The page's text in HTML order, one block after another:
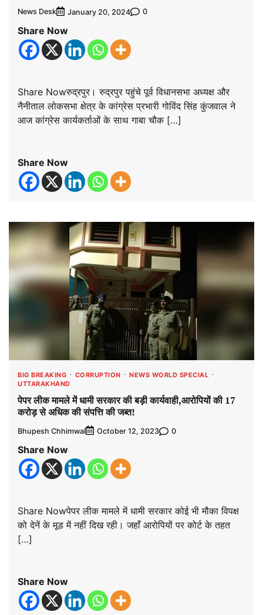
News Desk January 20, 2024 0
Share Now
Share Nowरुद्रपुर। रुद्रपुर पहुंचे पूर्व विधानसभा अध्यक्ष और
नैनीताल लोकसभा क्षेत्र के कांग्रेस प्रभारी गोविंद सिंह कुंजवाल ने
आज कांग्रेस कार्यकर्ताओं के साथ गाबा चौक […]
Share Now
BIG BREAKING CORRUPTION
NEWS WORLD SPECIAL
UTTARAKHAND
पेपर लीक मामले में धामी सरकार की बड़ी कार्यवाही,आरोपियों की 17
करोड़ से अधिक की संपत्ति की जब्त!
Bhupesh Chhimwal October 12, 2023 0
Share Now
Share Nowपेपर लीक मामले में धामी सरकार कोई भी मौका विपक्ष
को देनें के मूड में नहीं दिख रही। जहाँ आरोपियों पर कोर्ट के तहत
[…]
Share Now